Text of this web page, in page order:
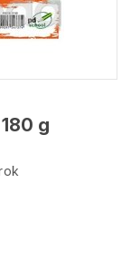
g